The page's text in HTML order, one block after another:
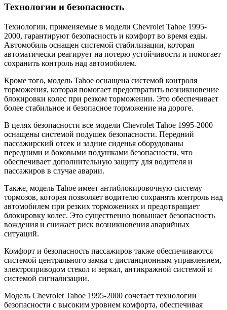
Технологии и безопасность
Технологии, применяемые в модели Chevrolet Tahoe 1995-
2000, гарантируют безопасность и комфорт во время езды.
Автомобиль оснащен системой стабилизации, которая
автоматически реагирует на потерю устойчивости и помогает
сохранить контроль над автомобилем.
Кроме того, модель Tahoe оснащена системой контроля
торможения, которая помогает предотвратить возникновение
блокировки колес при резком торможении. Это обеспечивает
более стабильное и безопасное торможение на дороге.
В целях безопасности все модели Chevrolet Tahoe 1995-2000
оснащены системой подушек безопасности. Передний
пассажирский отсек и задние сиденья оборудованы
передними и боковыми подушками безопасности, что
обеспечивает дополнительную защиту для водителя и
пассажиров в случае аварии.
Также, модель Tahoe имеет антиблокировочную систему
тормозов, которая позволяет водителю сохранять контроль над
автомобилем при резких торможениях и предотвращает
блокировку колес. Это существенно повышает безопасность
вождения и снижает риск возникновения аварийных
ситуаций.
Комфорт и безопасность пассажиров также обеспечиваются
системой центрального замка с дистанционным управлением,
электроприводом стекол и зеркал, антикражной системой и
системой сигнализации.
Модель Chevrolet Tahoe 1995-2000 сочетает технологии
безопасности с высоким уровнем комфорта, обеспечивая